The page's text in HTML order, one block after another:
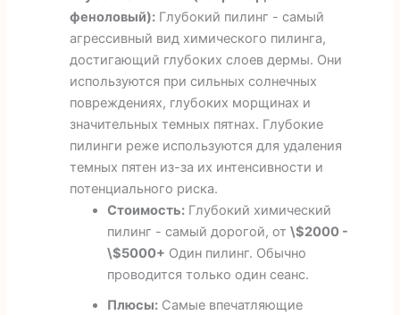
феноловый):Глубокий пилинг - самый
агрессивный вид химического пилинга,
достигающий глубоких слоев дермы. Они
используются при сильных солнечных
повреждениях, глубоких морщинах и
значительных темных пятнах. Глубокие
пилинги реже используются для удаления
темных пятен из-за их интенсивности и
потенциального риска.
Стоимость:Глубокий химический
пилинг - самый дорогой, от \$2000 -
\$5000+ Один пилинг. Обычно
проводится только один сеанс.
Плюсы:Самые впечатляющие